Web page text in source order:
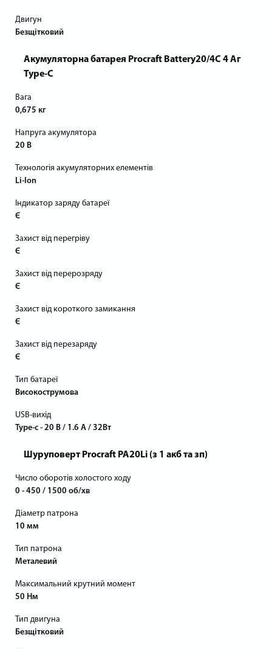
Двигун
Безщітковий
Акумуляторна батарея Procraft Battery20/4С 4 Аг
Type-C
Вага
0,675 кг
Напруга акумулятора
20 В
Технологія акумуляторних елементів
Li-Ion
Індикатор заряду батареї
Є
Захист від перегріву
Є
Захист від перерозряду
Є
Захист від короткого замикання
Є
Захист від перезаряду
Є
Тип батареї
Високострумова
USB-вихід
Type-c - 20 В / 1.6 А / 32Вт
Шуруповерт Procraft PA20Li (з 1 акб та зп)
Число оборотів холостого ходу
0 - 450 / 1500 об/хв
Діаметр патрона
10 мм
Тип патрона
Металевий
Максимальний крутний момент
50 Нм
Тип двигуна
Безщітковий